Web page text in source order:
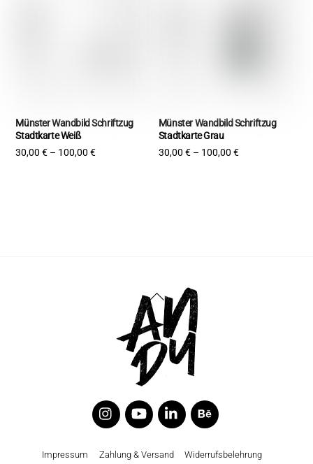
Münster Wandbild Schriftzug
Stadtkarte Weiß
30,00€ – 100,00€
Münster Wandbild Schriftzug
Stadtkarte Grau
30,00 €– 100,00 €
Back
To
Top
Twitter YouTube Linkedin
Impressum Zahlung & Versand Widerrufsbelehrung